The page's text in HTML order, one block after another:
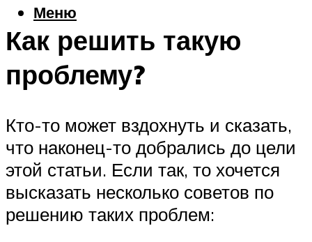
Меню
Как решить такую
проблему?
Кто-то может вздохнуть и сказать,
что наконец-то добрались до цели
этой статьи. Если так, то хочется
высказать несколько советов по
решению таких проблем: